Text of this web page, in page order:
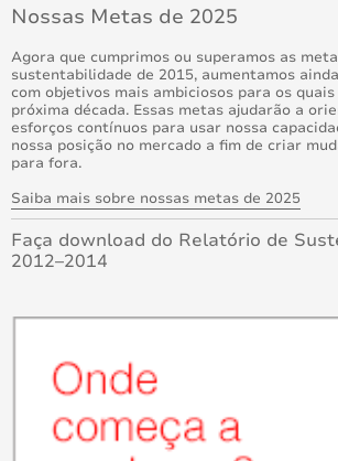
Nossas Metas de 2025
Agora que cumprimos ou superamos as
sustentabilidade de 2015, aumentamos
com objetivos mais ambiciosos para os
próxima década. Essas metas ajudarão a
esforços contínuos para usar nossa
nossa posição no mercado a fim de criar
para fora.
Saiba mais sobre nossas metas de 2025
Faça download do Relatório de
2012–2014